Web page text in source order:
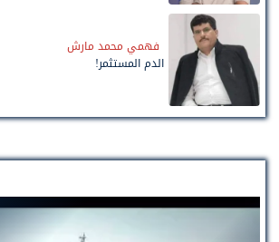
فهمي محمد مارش
الدم المستثمر!